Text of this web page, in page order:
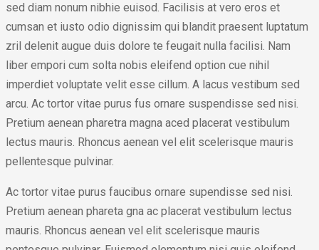
sed diam nonum nibhie euisod. Facilisis at vero eros et
cumsan et iusto odio dignissim qui blandit praesent luptatum
zril delenit augue duis dolore te feugait nulla facilisi. Nam
liber empori cum solta nobis eleifend option cue nihil
imperdiet voluptate velit esse cillum. A lacus vestibum sed
arcu. Ac tortor vitae purus fus ornare suspendisse sed nisi.
Pretium aenean pharetra magna aced placerat vestibulum
lectus mauris. Rhoncus aenean vel elit scelerisque mauris
pellentesque pulvinar.
Ac tortor vitae purus faucibus ornare supendisse sed nisi.
Pretium aenean phareta gna ac placerat vestibulum lectus
mauris. Rhoncus aenean vel elit scelerisque mauris